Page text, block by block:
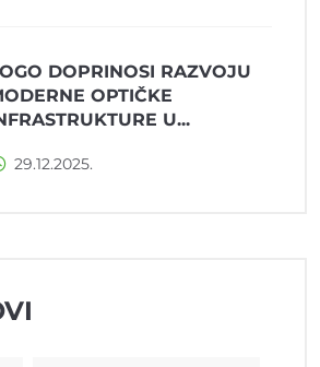
DOPRINOSI RAZVOJU
OPTIČKE
U...
29.12.2025.